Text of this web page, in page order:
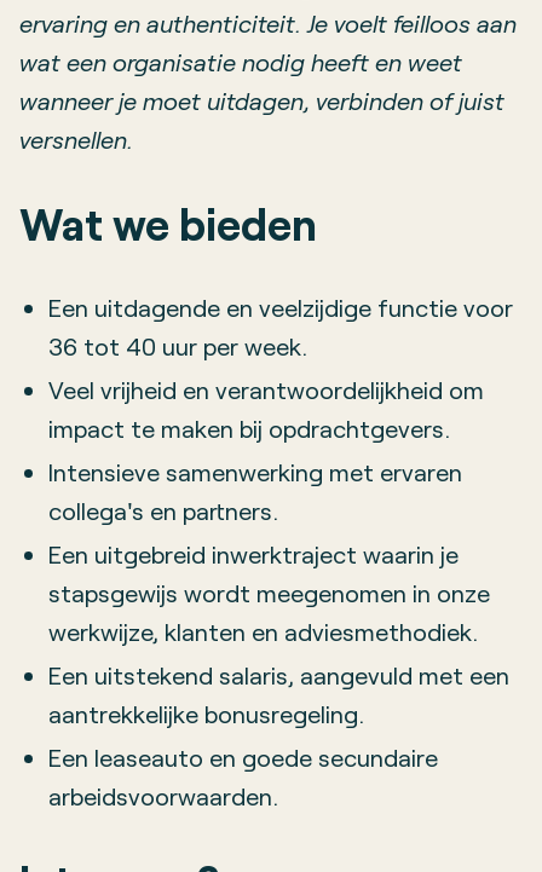
ervaring en authenticiteit. Je voelt feilloos aan
wat een organisatie nodig heeft en weet
wanneer je moet uitdagen, verbinden of juist
versnellen.
Wat we bieden
Een uitdagende en veelzijdige functie voor
36 tot 40 uur per week.
Veel vrijheid en verantwoordelijkheid om
impact te maken bij opdrachtgevers.
Intensieve samenwerking met ervaren
collega's en partners.
Een uitgebreid inwerktraject waarin je
stapsgewijs wordt meegenomen in onze
werkwijze, klanten en adviesmethodiek.
Een uitstekend salaris, aangevuld met een
aantrekkelijke bonusregeling.
Een leaseauto en goede secundaire
arbeidsvoorwaarden.